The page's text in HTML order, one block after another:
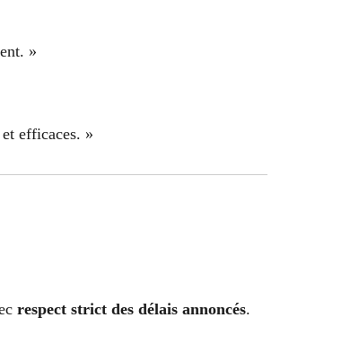
»
efficaces. »
respect strict des délais annoncés.